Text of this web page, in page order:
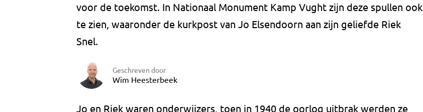
voor de toekomst. In Nationaal Monument Kamp Vught zijn deze spullen ook
te zien, waaronder de kurkpost van Jo Elsendoorn aan zijn geliefde Riek
Snel.
Geschreven door
Wim Heesterbeek
Jo en Riek waren onderwijzers, toen in 1940 de oorlog uitbrak werden ze